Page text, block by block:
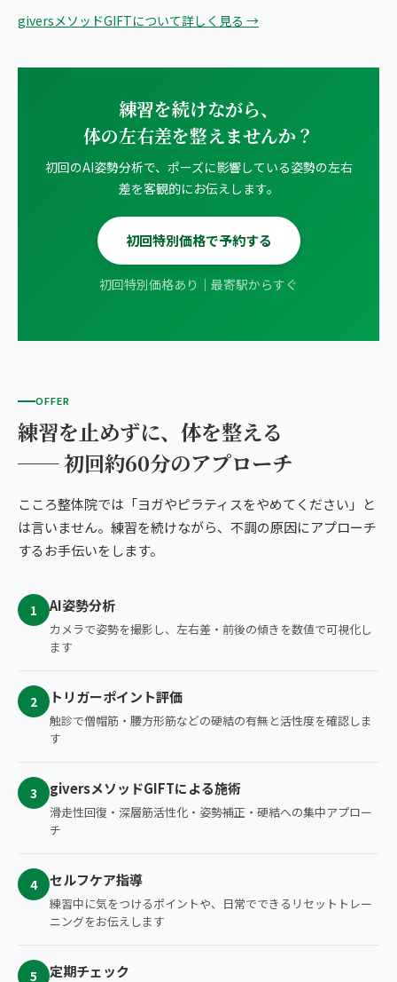
giversメソッドGIFTについて詳しく見る →
練習を続けながら、
体の左右差を整えませんか？
初回のAI姿勢分析で、ポーズに影響している姿勢の左右
差を客観的にお伝えします。
初回特別価格で予約する
初回特別価格あり｜最寄駅からすぐ
OFFER
練習を止めずに、体を整える
── 初回約60分のアプローチ
こころ整体院では「ヨガやピラティスをやめてください」と
は言いません。練習を続けながら、不調の原因にアプローチ
するお手伝いをします。
1 AI姿勢分析
カメラで姿勢を撮影し、左右差・前後の傾きを数値で可視化し
ます
2 トリガーポイント評価
触診で僧帽筋・腰方形筋などの硬結の有無と活性度を確認しま
す
3 giversメソッドGIFTによる施術
滑走性回復・深層筋活性化・姿勢補正・硬結への集中アプロー
チ
4 セルフケア指導
練習中に気をつけるポイントや、日常でできるリセットトレー
ニングをお伝えします
5 定期チェック